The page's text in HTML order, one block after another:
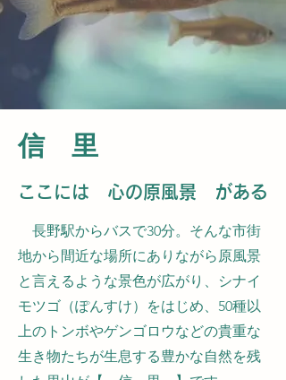
信 里
ここには 心の原風景 がある
長野駅からバスで30分。そんな市街
地から間近な場所にありながら原風景
と言えるような景色が広がり、シナイ
モツゴ（ぽんすけ）をはじめ、50種以
上のトンボやゲンゴロウなどの貴重な
生き物たちが生息する豊かな自然を残